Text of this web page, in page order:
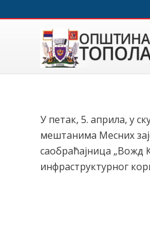
У петак, 5. априла, у
мештанима Месних
саобраћајница „Вожд
инфраструктурног